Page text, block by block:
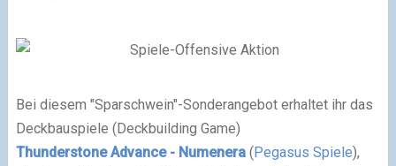
Bei diesem "Sparschwein"-Sonderangebot erhaltet ihr das
Deckbauspiele (Deckbuilding Game)
Thunderstone Advance - Numenera(Pegasus Spiele),